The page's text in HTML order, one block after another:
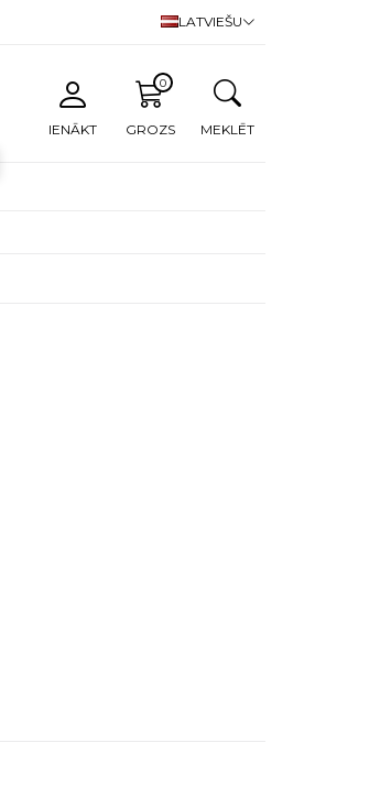
LATVIEŠU
IENĀKT GROZS
0
MEKLĒT